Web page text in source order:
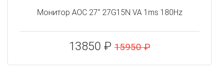
Монитор AOC 27" 27G15N VA 1ms 180Hz
13850 ₽ 15950 ₽